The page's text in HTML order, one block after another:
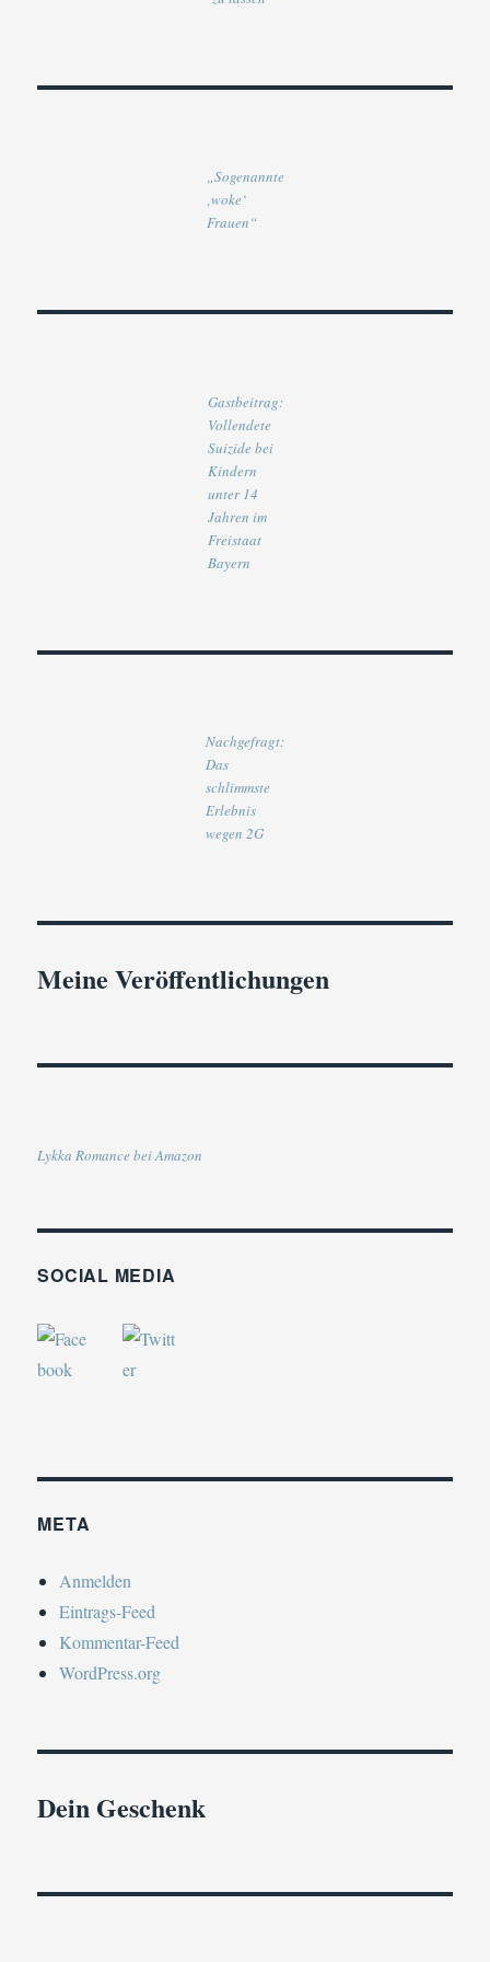
„Sogenannte
‚woke‘
Frauen“
Gastbeitrag:
Vollendete
Suizide bei
Kindern
unter 14
Jahren im
Freistaat
Bayern
Nachgefragt:
Das
schlimmste
Erlebnis
wegen 2G
Meine Veröffentlichungen
Lykka Romance bei Amazon
SOCIAL MEDIA
META
Anmelden
Eintrags-Feed
Kommentar-Feed
WordPress.org
Dein Geschenk